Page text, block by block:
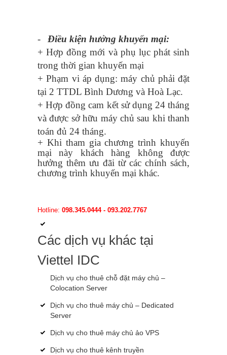
-
Điều kiện hưởng khuyến mại:
+ Hợp đồng mới và phụ lục phát sinh
trong thời gian khuyến mại
+ Phạm vi áp dụng: máy chủ phải đặt
tại 2 TTDL Bình Dương và Hoà Lạc.
+ Hợp đồng cam kết sử dụng 24 tháng
và được sở hữu máy chủ sau khi thanh
toán đủ 24 tháng.
+ Khi tham gia chương trình khuyến
mại này khách hàng không được
hưởng thêm ưu đãi từ các chính sách,
chương trình khuyến mại khác.
Hotline: 098.345.0444 - 093.202.7767
Các dịch vụ khác tại
Viettel IDC
Dịch vụ cho thuê chỗ đặt máy chủ –
Colocation Server
Dịch vụ cho thuê máy chủ – Dedicated
Server
Dịch vụ cho thuê máy chủ ảo VPS
Dịch vụ cho thuê kênh truyền